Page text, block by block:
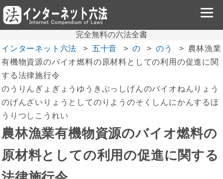
完全無料の六法全書
インターネット六法
五十音 の のう
農林漁業
有機物資源のバイオ燃料の原材料としての利用の促進に関
する法律施行令
のうりんぎょぎょうゆうきぶっしげんのバイオねんりょう
のげんざいりょうとしてのりようのそくしんにかんするほ
うりつしこうれい
農林漁業有機物資源のバイオ燃料の
原材料としての利用の促進に関する